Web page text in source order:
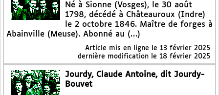
Né à Sionne (Vosges), le 30 août
1798, décédé à Châteauroux (Indre)
le 2 octobre 1846. Maître de forges à
Abainville (Meuse). Abonné au (…)
Article mis en ligne le 13 février 2025
dernière modification le 18 février 2025
Jourdy, Claude Antoine, dit Jourdy-
Bouvet